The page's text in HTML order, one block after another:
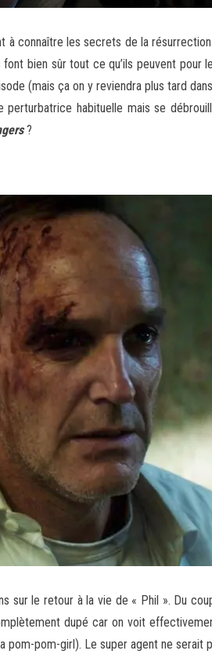
connaître les secrets de la résurrection
bien sûr tout ce qu’ils peuvent
(mais ça on y reviendra plus tard
habituelle mais se
?
le retour à la vie de « Phil ». Du
dupé car on voit
pom-pom-girl). Le super agent ne serait